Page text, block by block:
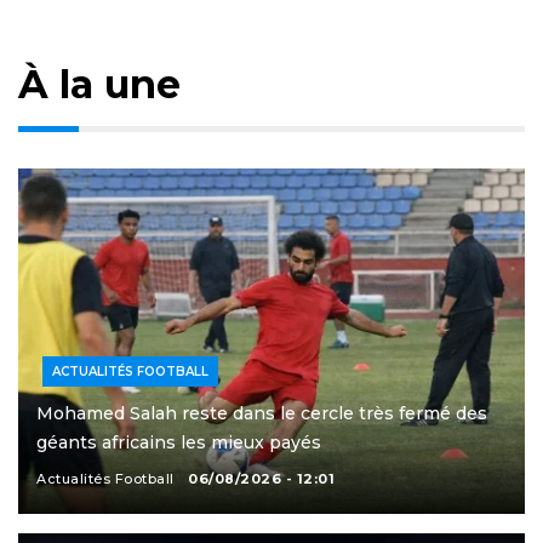
À la une
ACTUALITÉS FOOTBALL
Mohamed Salah reste dans le cercle très fermé des
géants africains les mieux payés
Actualités Football 06/08/2026 - 12:01